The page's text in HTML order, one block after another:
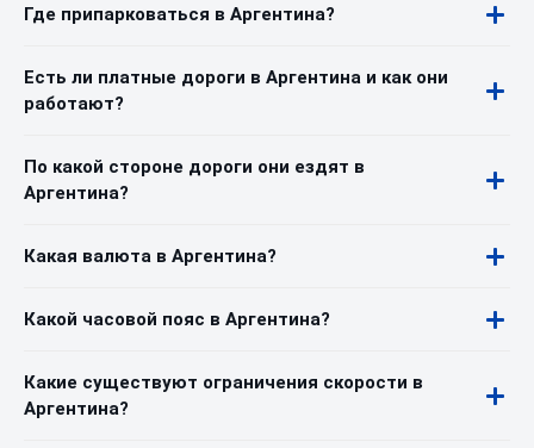
Где припарковаться в Аргентина?
Есть ли платные дороги в Аргентина и как они
работают?
По какой стороне дороги они ездят в
Аргентина?
Какая валюта в Аргентина?
Какой часовой пояс в Аргентина?
Какие существуют ограничения скорости в
Аргентина?